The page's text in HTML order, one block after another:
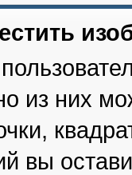
из них
вы